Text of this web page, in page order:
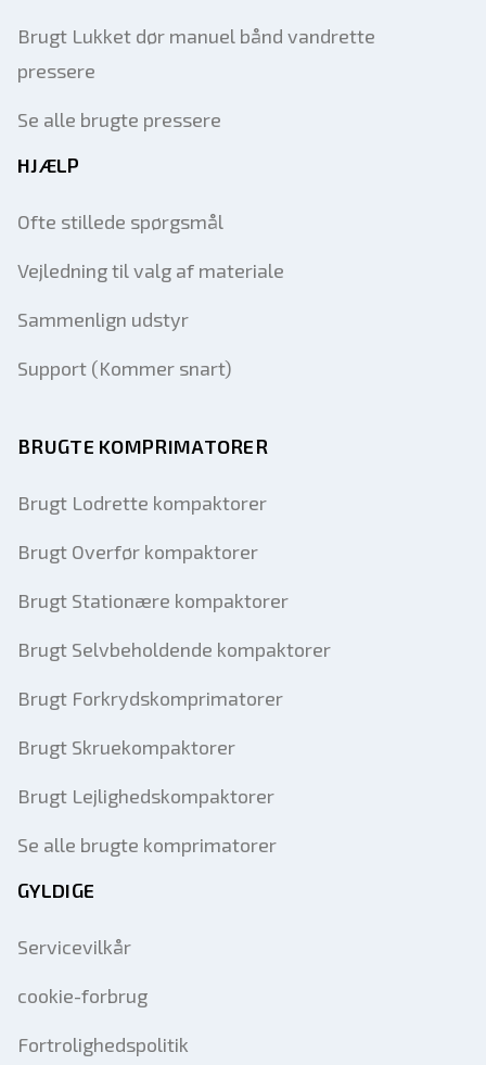
Brugt Lukket dør manuel bånd vandrette
pressere
Se alle brugte pressere
HJÆLP
Ofte stillede spørgsmål
Vejledning til valg af materiale
Sammenlign udstyr
Support (Kommer snart)
BRUGTE KOMPRIMATORER
Brugt Lodrette kompaktorer
Brugt Overfør kompaktorer
Brugt Stationære kompaktorer
Brugt Selvbeholdende kompaktorer
Brugt Forkrydskomprimatorer
Brugt Skruekompaktorer
Brugt Lejlighedskompaktorer
Se alle brugte komprimatorer
GYLDIGE
Servicevilkår
cookie-forbrug
Fortrolighedspolitik